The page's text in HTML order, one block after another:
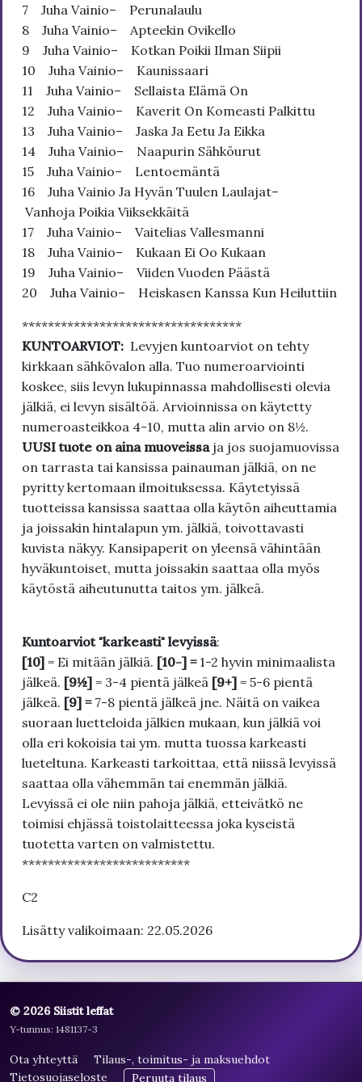
7 Juha Vainio– Perunalaulu
8 Juha Vainio– Apteekin Ovikello
9 Juha Vainio– Kotkan Poikii Ilman Siipii
10 Juha Vainio– Kaunissaari
11 Juha Vainio– Sellaista Elämä On
12 Juha Vainio– Kaverit On Komeasti Palkittu
13 Juha Vainio– Jaska Ja Eetu Ja Eikka
14 Juha Vainio– Naapurin Sähköurut
15 Juha Vainio– Lentoemäntä
16 Juha Vainio Ja Hyvän Tuulen Laulajat–
Vanhoja Poikia Viiksekkäitä
17 Juha Vainio– Vaitelias Vallesmanni
18 Juha Vainio– Kukaan Ei Oo Kukaan
19 Juha Vainio– Viiden Vuoden Päästä
20 Juha Vainio– Heiskasen Kanssa Kun Heiluttiin
**********************************
KUNTOARVIOT: Levyjen kuntoarviot on tehty
kirkkaan sähkövalon alla. Tuo numeroarviointi
koskee, siis levyn lukupinnassa mahdollisesti olevia
jälkiä, ei levyn sisältöä. Arvioinnissa on käytetty
numeroasteikkoa 4-10, mutta alin arvio on 8½.
UUSI tuote on aina muoveissa ja jos suojamuovissa
on tarrasta tai kansissa painauman jälkiä, on ne
pyritty kertomaan ilmoituksessa. Käytetyissä
tuotteissa kansissa saattaa olla käytön aiheuttamia
ja joissakin hintalapun ym. jälkiä, toivottavasti
kuvista näkyy. Kansipaperit on yleensä vähintään
hyväkuntoiset, mutta joissakin saattaa olla myös
käytöstä aiheutunutta taitos ym. jälkeä.
Kuntoarviot "karkeasti" levyissä:
[10] = Ei mitään jälkiä. [10-] = 1-2 hyvin minimaalista
jälkeä. [9½] = 3-4 pientä jälkeä [9+] = 5-6 pientä
jälkeä. [9] = 7-8 pientä jälkeä jne. Näitä on vaikea
suoraan luetteloida jälkien mukaan, kun jälkiä voi
olla eri kokoisia tai ym. mutta tuossa karkeasti
lueteltuna. Karkeasti tarkoittaa, että niissä levyissä
saattaa olla vähemmän tai enemmän jälkiä.
Levyissä ei ole niin pahoja jälkiä, etteivätkö ne
toimisi ehjässä toistolaitteessa joka kyseistä
tuotetta varten on valmistettu.
**************************
C2
Lisätty valikoimaan: 22.05.2026
© 2026 Siistit leffat
Y-tunnus: 1481137-3
Ota yhteyttä
Tilaus-, toimitus- ja maksuehdot
Tietosuojaseloste
Peruuta tilaus